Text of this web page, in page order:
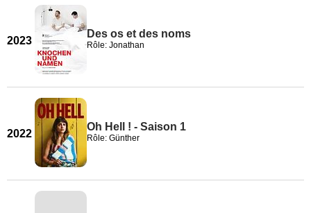
2023
Des os et des noms
Rôle: Jonathan
2022
Oh Hell ! - Saison 1
Rôle: Günther